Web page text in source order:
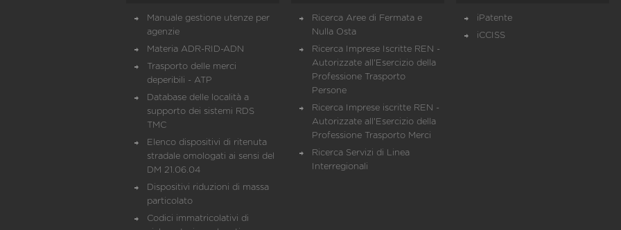
Manuale gestione utenze per
agenzie
Materia ADR-RID-ADN
Trasporto delle merci
deperibili - ATP
Database delle località a
supporto dei sistemi RDS
TMC
Elenco dispositivi di ritenuta
stradale omologati ai sensi del
DM 21.06.04
Dispositivi riduzioni di massa
particolato
Codici immatricolativi di
Ricerca Aree di Fermata e
Nulla Osta
Ricerca Imprese Iscritte REN -
Autorizzate all'Esercizio della
Professione Trasporto
Persone
Ricerca Imprese iscritte REN -
Autorizzate all'Esercizio della
Professione Trasporto Merci
Ricerca Servizi di Linea
Interregionali
iPatente
iCCISS